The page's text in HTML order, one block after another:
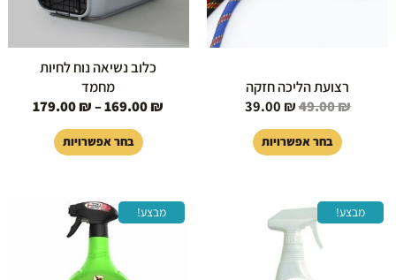
רצועת הליכה חזקה
49.00₪
39.00 ₪
בחר אפשרויות
כלוב נשיאה נוח לחיות
מחמד
169.00₪
–
179.00₪
בחר אפשרויות
את
בעמוד
המוצר
מבצע!
המחיר
המקורי
היה:
100.00 ₪.
מבצע!
המחיר
המקורי
היה:
169.00 ₪.